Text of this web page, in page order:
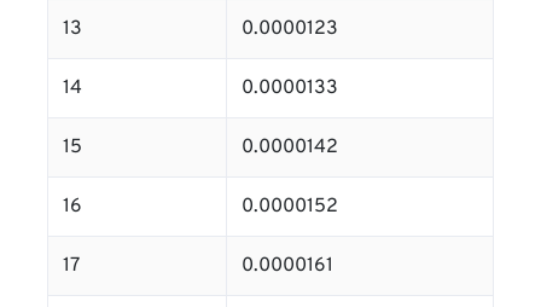
13 0.0000123
14 0.0000133
15 0.0000142
16 0.0000152
17 0.0000161